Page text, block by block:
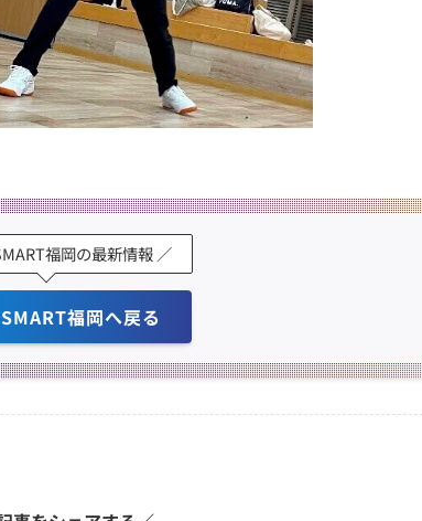
福岡の最新情報 ／
福岡へ戻る